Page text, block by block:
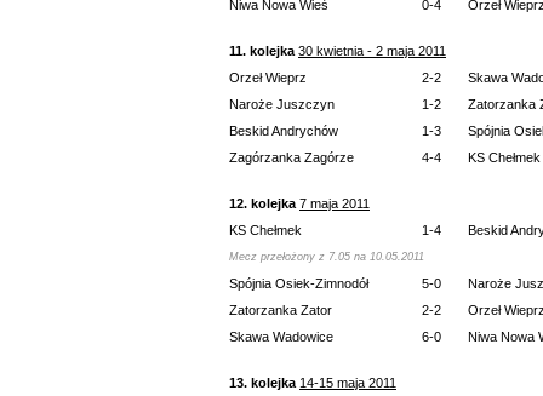
Niwa Nowa Wieś 0-4 Orzeł
11. kolejka 30 kwietnia - 2 maja 2011
Orzeł Wieprz
2-2
Skawa
Naroże Juszczyn
1-2
Zatorzanka
Beskid Andrychów
1-3
Spójnia
Zagórzanka Zagórze
4-4 KS Chełmek
12. kolejka 7 maja 2011
KS Chełmek
1-4 Beskid
Mecz przełożony z 7.05 na 10.05.2011
Spójnia Osiek-Zimnodół 5-0
Naroże
Zatorzanka Zator
2-2
Orzeł
Skawa Wadowice
6-0 Niwa Nowa
13. kolejka 14-15 maja 2011